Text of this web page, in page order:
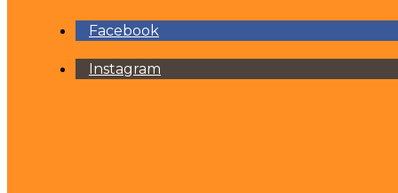
Facebook
Instagram